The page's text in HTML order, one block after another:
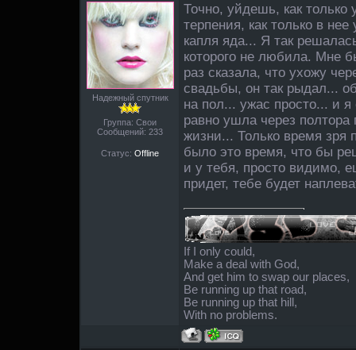
Надежный спутник
Группа: Свои
Сообщений: 233
Статус: Offline
Точно, уйдешь, как только
терпения, как только в нее
капля яда... Я так
которого не любила. Мне
раз сказала, что ухожу
свадьбы, он так рыдал...
на пол... ужас просто... и
равно ушла через полтора
жизни... Только время зря
было это время, что бы
и у тебя, просто видимо,
придет, тебе будет
If I only could,
Make a deal with God,
And get him to swap our places,
Be running up that road,
Be running up that hill,
With no problems.